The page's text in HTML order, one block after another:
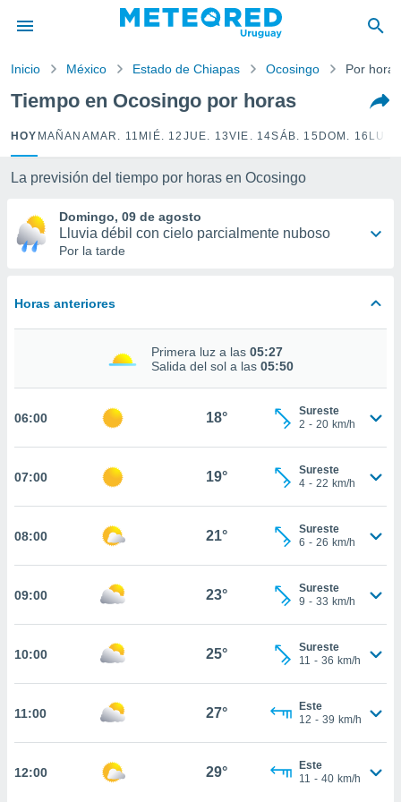
ha
por
la
que se
calidad.
las
la
ya sean
nuestros
como
CONFIGURACIÓN
Inicio México Estado de Chiapas Ocosingo Por horas
Tiempo en Ocosingo por horas
HOY MAÑANA MAR. 11 MIÉ. 12 JUE. 13VIE. 14SÁB. 15 DOM. 16
La previsión del tiempo por horas en Ocosingo
Domingo, 09 de agosto
Lluvia débil con cielo parcialmente nuboso
Por la tarde
Horas anteriores
Primera luz a las 05:27
Salida del sol a las 05:50
06:00 18°
Sureste
2 - 20 km/h
07:00 19°
Sureste
4 - 22 km/h
08:00 21°
Sureste
6 - 26 km/h
09:00 23°
Sureste
9 - 33 km/h
10:00 25°
Sureste
11 - 36 km/h
11:00 27°
Este
12 - 39 km/h
12:00 29°
Este
11 - 40 km/h